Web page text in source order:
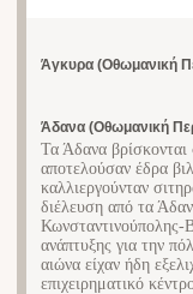
Άγκυρα (Οθωμανική
Άδανα (Οθωμανική
Τα Άδανα βρίσκονται
αποτελούσαν έδρα
καλλιεργούνταν
διέλευση από τα
Κωνσταντινούπολης-
ανάπτυξης για την
αιώνα είχαν ήδη
επιχειρηματικό